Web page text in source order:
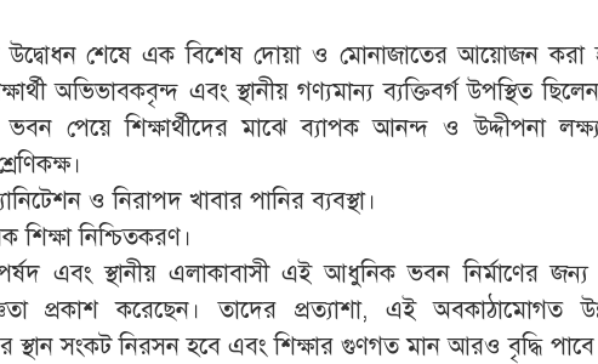
শেষে এক বিশেষ দোয়া ও মোনাজাতের আয়োজন করা
অভিভাবকবৃন্দ এবং স্থানীয় গণ্যমান্য ব্যক্তিবর্গ উপস্থিত
পেয়ে শিক্ষার্থীদের মাঝে ব্যাপক আনন্দ ও উদ্দীপনা
ও নিরাপদ খাবার পানির ব্যবস্থা।
শিক্ষা নিশ্চিতকরণ।
এবং স্থানীয় এলাকাবাসী এই আধুনিক ভবন নির্মাণের জন্য
প্রকাশ করেছেন। তাদের প্রত্যাশা, এই অবকাঠামোগত
স্থান সংকট নিরসন হবে এবং শিক্ষার গুণগত মান আরও বৃদ্ধি